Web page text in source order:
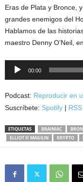
Eras de Plata y Bronce,
grandes enemigos del
Hablamos de las
maestro Denny O’Neil,
Reproductor
00:00
Podcast: Reproducir en
Suscríbete: Spotify | RSS
ETIQUETAS BRAINIAC
ELLIOT S! MAGGIN
KRYPTO